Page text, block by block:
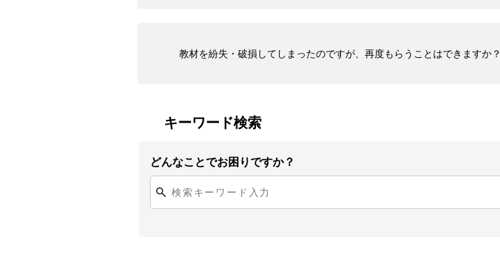
教材を紛失・破損してしまったのですが、再度もらうことはできますか？
キーワード検索
どんなことでお困りですか？